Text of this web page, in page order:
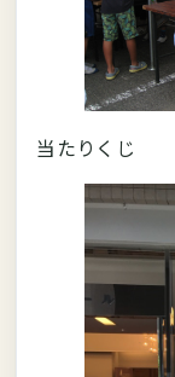
当たりくじ